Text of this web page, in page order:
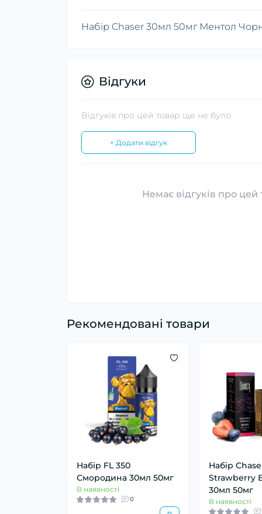
Набір Chaser 30мл 50мг Ментол
Відгуки
Відгуків про цей товар ще не було.
+ Додати відгук
Немає відгуків про цей
Рекомендовані товари
Набір FL 350
Смородина 30мл 50мг
В наявності
0
Набір
Strawberry
30мл 50мг
В наявності